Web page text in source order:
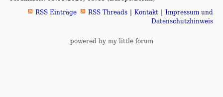
RSS Einträge
RSS Threads Kontakt
Impressum und
Datenschutzhinweis
powered by my little forum